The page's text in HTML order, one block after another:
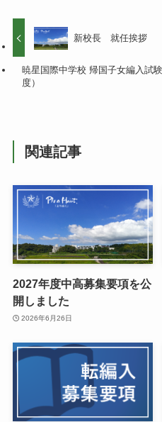
新校長 就任挨拶
暁星国際中学校 帰国子女編入試
度）
関連記事
2027年度中高募集要項を公
開しました
2026年6月26日